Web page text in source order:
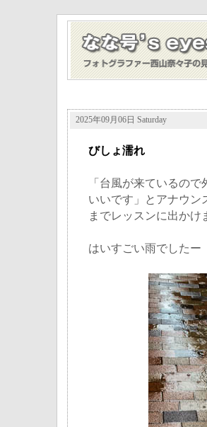
2025年09月06日 Saturday
びしょ濡れ
「台風が来ているの
いいです」とアナウン
までレッスンに出かけ
はいすごい雨でしたー